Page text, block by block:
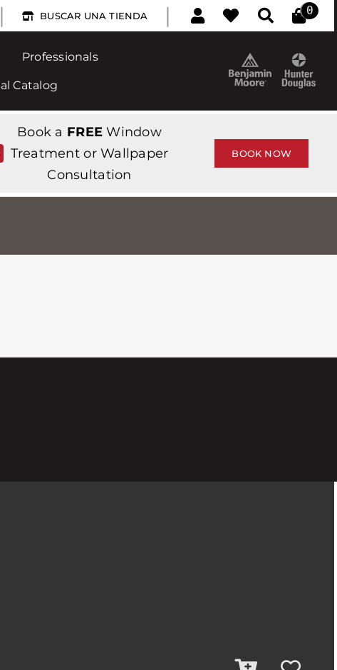
| BUSCAR UNA TIENDA | 0
Professionals
Catalog
Book a FREE Window
Treatment or Wallpaper
Consultation
BOOK NOW